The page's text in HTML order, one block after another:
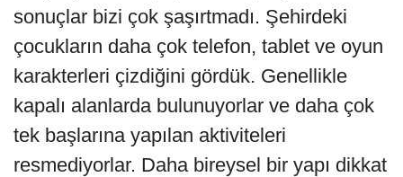
sonuçlar bizi çok şaşırtmadı. Şehirdeki
çocukların daha çok telefon, tablet ve oyun
karakterleri çizdiğini gördük. Genellikle
kapalı alanlarda bulunuyorlar ve daha çok
tek başlarına yapılan aktiviteleri
resmediyorlar. Daha bireysel bir yapı dikkat